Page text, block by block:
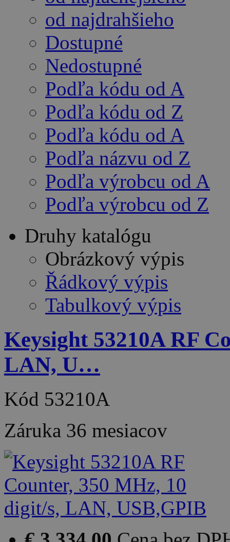
od najdrahšieho
Dostupné
Nedostupné
Podľa kódu od A
Podľa kódu od Z
Podľa kódu od A
Podľa názvu od Z
Podľa výrobcu od A
Podľa výrobcu od Z
Druhy katalógu
Obrázkový výpis
Řádkový výpis
Tabulkový výpis
Keysight 53210A RF
LAN, U…
Kód 53210A
Záruka 36 mesiacov